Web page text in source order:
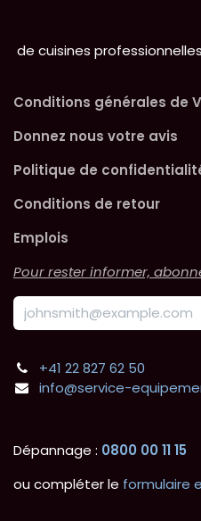
de cuisines
Conditions générales de
Donnez nous votre avis
Politique de
Conditions de retour
Emplois
Pour rester informer,
+41 22 827 62 50
info@service-
Dépannage : 0800 00 11 15
ou compléter le formulaire